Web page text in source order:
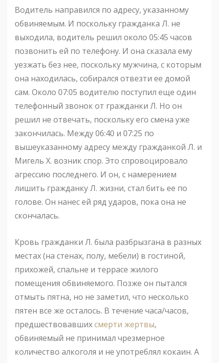
Водитель направился по адресу, указанному
обвиняемым. И поскольку гражданка Л. не
выходила, водитель решил около 05:45 часов
позвонить ей по телефону. И она сказала ему
уезжать без нее, поскольку мужчина, с которым
она находилась, собирался отвезти ее домой
сам. Около 07:05 водителю поступил еще один
телефонный звонок от гражданки Л. Но он
решил не отвечать, поскольку его смена уже
закончилась. Между 06:40 и 07:25 по
вышеуказанному адресу между гражданкой Л. и
Мигель Х. возник спор. Это спровоцировало
агрессию последнего. И он, с намерением
лишить гражданку Л. жизни, стал бить ее по
голове. Он нанес ей ряд ударов, пока она не
скончалась.
Кровь гражданки Л. была разбрызгана в разных
местах (на стенах, полу, мебели) в гостиной,
прихожей, спальне и террасе жилого
помещения обвиняемого. Позже он пытался
отмыть пятна, но не заметил, что несколько
пятен все же осталось. В течение часа/часов,
предшествовавшихсмерти жертвы,
обвиняемый не принимал чрезмерное
количество алкоголя и не употреблял кокаин. А